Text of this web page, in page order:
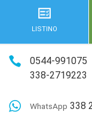
LISTINO
0544-991075
338-2719223
WhatsApp 338